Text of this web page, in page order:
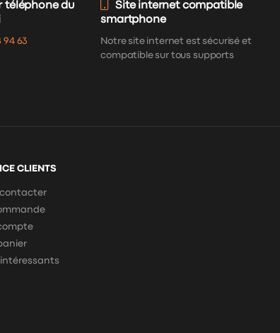
téléphone du
94 63
Site internet compatible
smartphone
Notre site internet est sécurisé et
compatible sur tous supports
CLIENTS
contacter
intéressants